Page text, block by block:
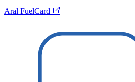
Aral FuelCard